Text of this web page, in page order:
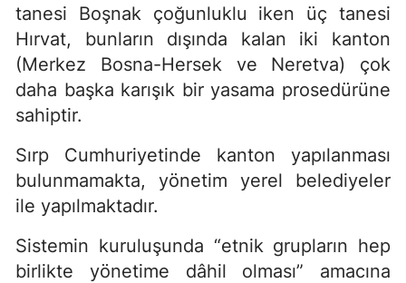
tanesi Boşnak çoğunluklu iken üç tanesi
Hırvat, bunların dışında kalan iki kanton
(Merkez Bosna-Hersek ve Neretva) çok
daha başka karışık bir yasama prosedürüne
sahiptir.
Sırp Cumhuriyetinde kanton yapılanması
bulunmamakta, yönetim yerel belediyeler
ile yapılmaktadır.
Sistemin kuruluşunda “etnik grupların hep
birlikte yönetime dâhil olması” amacına